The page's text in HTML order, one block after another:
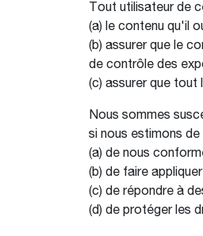
Tout utilisateur de
(a) le contenu qu'il
(b) assurer que le
de contrôle des
(c) assurer que tout
Nous sommes
si nous estimons
(a) de nous
(b) de faire
(c) de répondre à
(d) de protéger les